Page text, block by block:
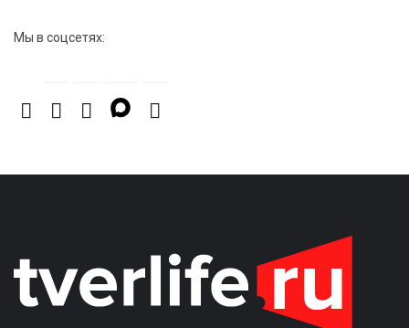
абитуриентов в 2026 году
Мы в соцсетях: